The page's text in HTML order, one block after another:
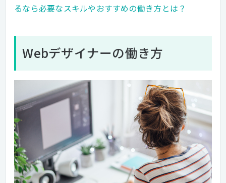
るなら必要なスキルやおすすめの働き方とは？
Webデザイナーの働き方